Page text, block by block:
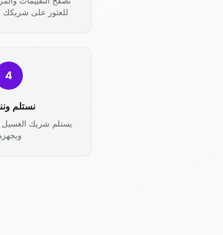
للعثور على شريكك
4
نستلم
يستلم شريك الغسيل